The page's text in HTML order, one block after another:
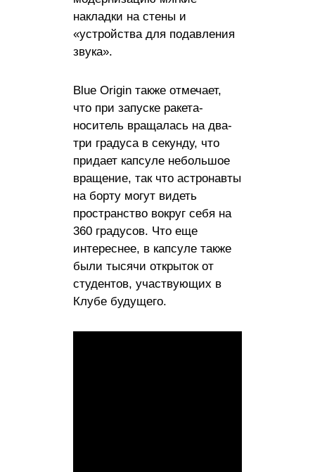
накладки на стены и
«устройства для подавления
звука».
Blue Origin также отмечает,
что при запуске ракета-
носитель вращалась на два-
три градуса в секунду, что
придает капсуле небольшое
вращение, так что астронавты
на борту могут видеть
пространство вокруг себя на
360 градусов. Что еще
интереснее, в капсуле также
были тысячи открыток от
студентов, участвующих в
Клубе будущего.